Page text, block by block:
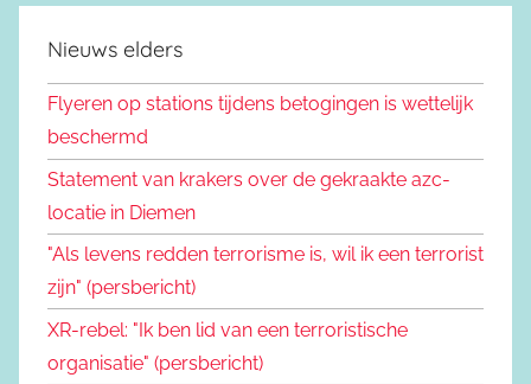
Nieuws elders
Flyeren op stations tijdens betogingen is wettelijk
beschermd
Statement van krakers over de gekraakte azc-
locatie in Diemen
"Als levens redden terrorisme is, wil ik een terrorist
zijn" (persbericht)
XR-rebel: "Ik ben lid van een terroristische
organisatie" (persbericht)